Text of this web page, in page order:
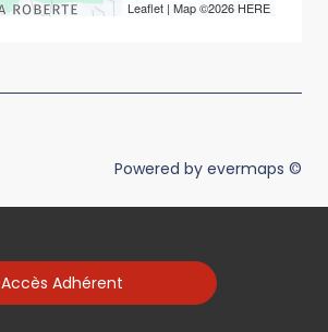
Leaflet| Map ©2026 HERE
Powered by evermaps ©
Accès Adhérent